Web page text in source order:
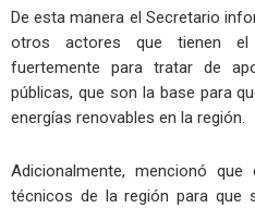
De esta manera el Secretario
otros actores que tienen
fuertemente para tratar de
públicas, que son la base para
energías renovables en la región.
Adicionalmente, mencionó
técnicos de la región para que